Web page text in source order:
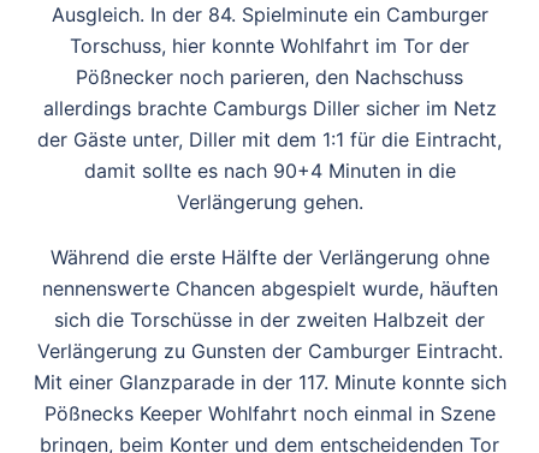
Ausgleich. In der 84. Spielminute ein Camburger
Torschuss, hier konnte Wohlfahrt im Tor der
Pößnecker noch parieren, den Nachschuss
allerdings brachte Camburgs Diller sicher im Netz
der Gäste unter, Diller mit dem 1:1 für die Eintracht,
damit sollte es nach 90+4 Minuten in die
Verlängerung gehen.
Während die erste Hälfte der Verlängerung ohne
nennenswerte Chancen abgespielt wurde, häuften
sich die Torschüsse in der zweiten Halbzeit der
Verlängerung zu Gunsten der Camburger Eintracht.
Mit einer Glanzparade in der 117. Minute konnte sich
Pößnecks Keeper Wohlfahrt noch einmal in Szene
bringen, beim Konter und dem entscheidenden Tor